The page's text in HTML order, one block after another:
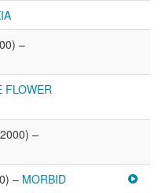
–
FLOWER
–
– MORBID